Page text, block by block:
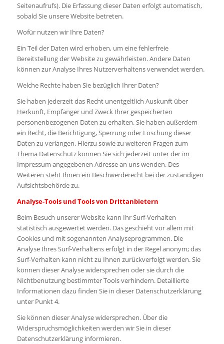
Seitenaufrufs). Die Erfassung dieser Daten erfolgt automatisch,
sobald Sie unsere Website betreten.
Wofür nutzen wir Ihre Daten?
Ein Teil der Daten wird erhoben, um eine fehlerfreie
Bereitstellung der Website zu gewährleisten. Andere Daten
können zur Analyse Ihres Nutzerverhaltens verwendet werden.
Welche Rechte haben Sie bezüglich Ihrer Daten?
Sie haben jederzeit das Recht unentgeltlich Auskunft über
Herkunft, Empfänger und Zweck Ihrer gespeicherten
personenbezogenen Daten zu erhalten. Sie haben außerdem
ein Recht, die Berichtigung, Sperrung oder Löschung dieser
Daten zu verlangen. Hierzu sowie zu weiteren Fragen zum
Thema Datenschutz können Sie sich jederzeit unter der im
Impressum angegebenen Adresse an uns wenden. Des
Weiteren steht Ihnen ein Beschwerderecht bei der zuständigen
Aufsichtsbehörde zu.
Analyse-Tools und Tools von Drittanbietern
Beim Besuch unserer Website kann Ihr Surf-Verhalten
statistisch ausgewertet werden. Das geschieht vor allem mit
Cookies und mit sogenannten Analyseprogrammen. Die
Analyse Ihres Surf-Verhaltens erfolgt in der Regel anonym; das
Surf-Verhalten kann nicht zu Ihnen zurückverfolgt werden. Sie
können dieser Analyse widersprechen oder sie durch die
Nichtbenutzung bestimmter Tools verhindern. Detaillierte
Informationen dazu finden Sie in dieser Datenschutzerklärung
unter Punkt 4.
Sie können dieser Analyse widersprechen. Über die
Widerspruchsmöglichkeiten werden wir Sie in dieser
Datenschutzerklärung informieren.